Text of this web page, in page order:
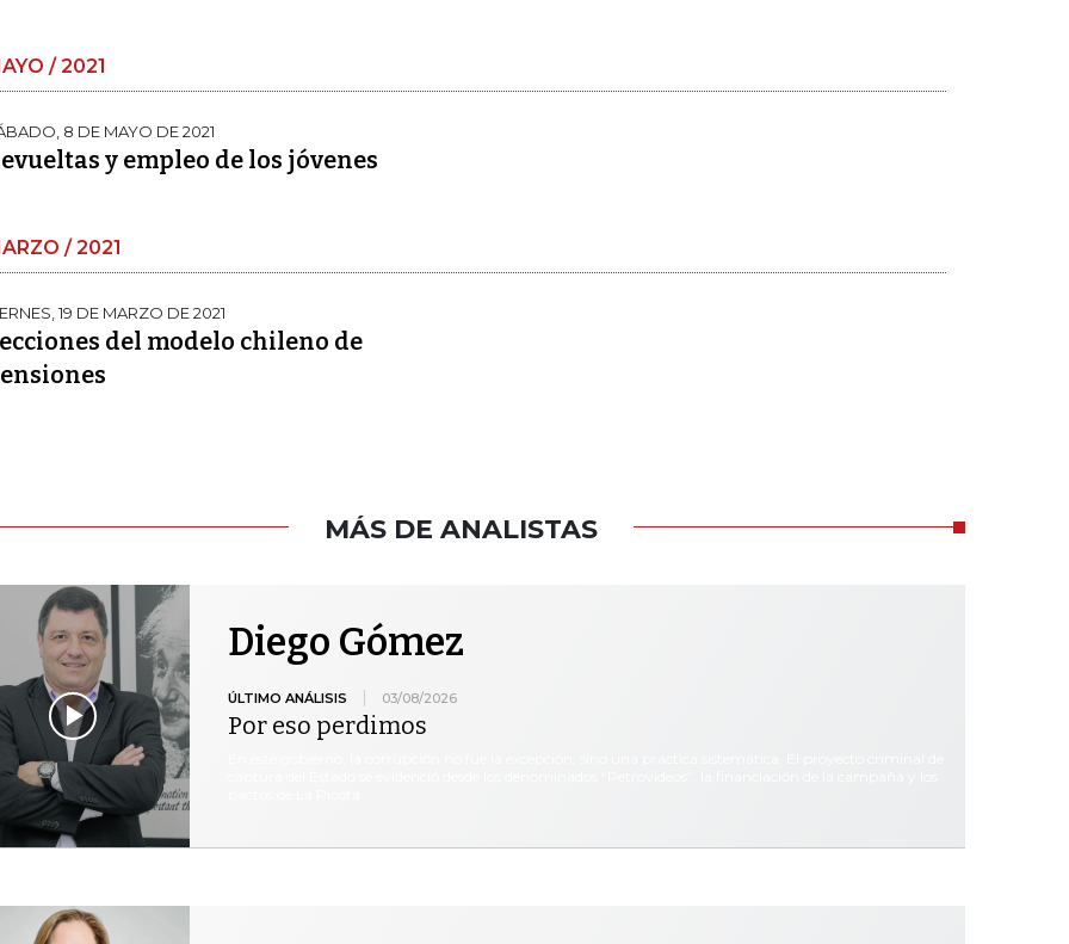
/ 2021
8 DE MAYO DE 2021
y empleo de los jóvenes
/ 2021
19 DE MARZO DE 2021
del modelo chileno de
MÁS DE ANALISTAS
Diego Gómez
ÚLTIMO ANÁLISIS 03/08/2026
Por eso perdimos